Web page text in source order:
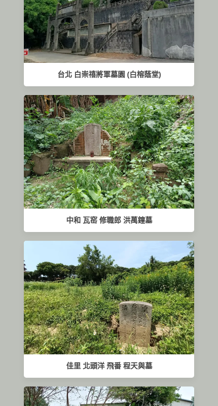
台北 白崇禧將軍墓園 (白榕蔭堂)
中和 瓦窑 修職郎 洪萬鐘墓
佳里 北頭洋 飛番 程天與墓